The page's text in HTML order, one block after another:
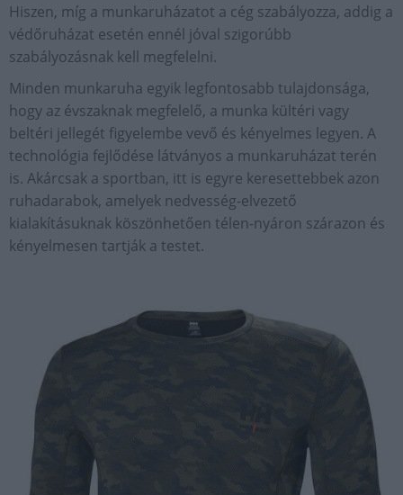
Hiszen, míg a munkaruházatot a cég szabályozza, addig a
védőruházat esetén ennél jóval szigorúbb
szabályozásnak kell megfelelni.
Minden munkaruha egyik legfontosabb tulajdonsága,
hogy az évszaknak megfelelő, a munka kültéri vagy
beltéri jellegét figyelembe vevő és kényelmes legyen. A
technológia fejlődése látványos a munkaruházat terén
is. Akárcsak a sportban, itt is egyre keresettebbek azon
ruhadarabok, amelyek nedvesség-elvezető
kialakításuknak köszönhetően télen-nyáron szárazon és
kényelmesen tartják a testet.